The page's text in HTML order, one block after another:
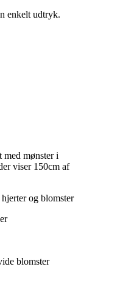
enkelt udtryk.
og blomster
blomster